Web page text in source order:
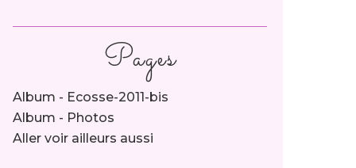
Pages
Album - Ecosse-2011-bis
Album - Photos
Aller voir ailleurs aussi